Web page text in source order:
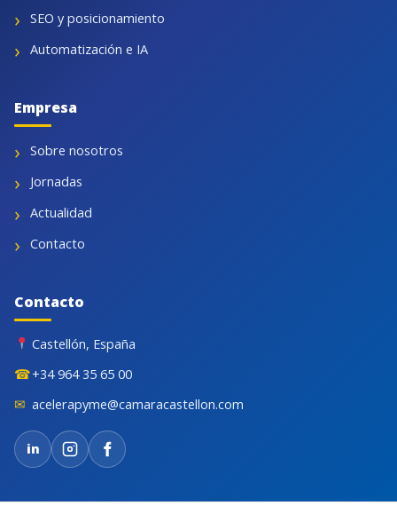
SEO y posicionamiento
Automatización e IA
Empresa
Sobre nosotros
Jornadas
Actualidad
Contacto
Contacto
Castellón, España
☎+34 964 35 65 00
✉ acelerapyme@camaracastellon.com
in